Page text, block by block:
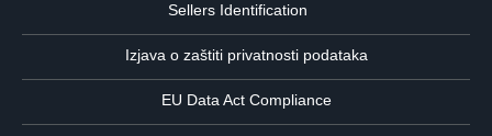
Sellers Identification
Izjava o zaštiti privatnosti podataka
EU Data Act Compliance